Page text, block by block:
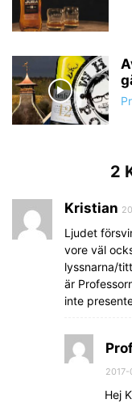
2
Kristian
Ljudet
vore väl
lyssnarna/
är
inte
Hej